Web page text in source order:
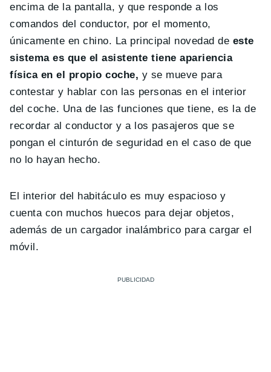
encima de la pantalla, y que responde a los
comandos del conductor, por el momento,
únicamente en chino. La principal novedad de este
sistema es que el asistente tiene apariencia
física en el propio coche, y se mueve para
contestar y hablar con las personas en el interior
del coche. Una de las funciones que tiene, es la de
recordar al conductor y a los pasajeros que se
pongan el cinturón de seguridad en el caso de que
no lo hayan hecho.
El interior del habitáculo es muy espacioso y
cuenta con muchos huecos para dejar objetos,
además de un cargador inalámbrico para cargar el
móvil.